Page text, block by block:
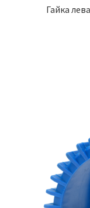
Гайка